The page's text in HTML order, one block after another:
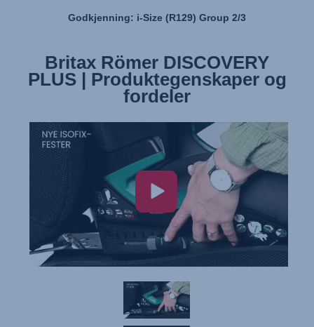
Godkjenning: i-Size (R129) Group 2/3
Britax Römer DISCOVERY
PLUS | Produktegenskaper og
fordeler